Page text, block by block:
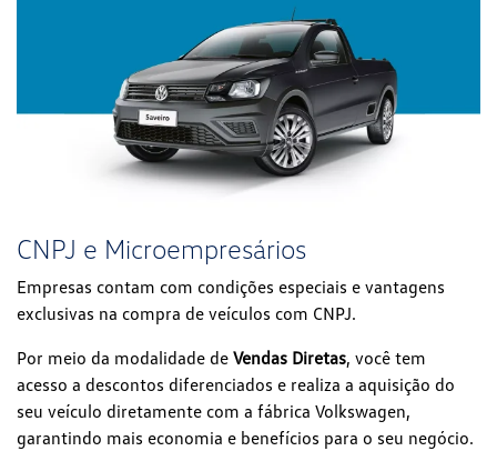
CNPJ e Microempresários
Empresas contam com condições especiais e vantagens
exclusivas na compra de veículos com CNPJ.
Por meio da modalidade de Vendas Diretas, você tem
acesso a descontos diferenciados e realiza a aquisição do
seu veículo diretamente com a fábrica Volkswagen,
garantindo mais economia e benefícios para o seu negócio.